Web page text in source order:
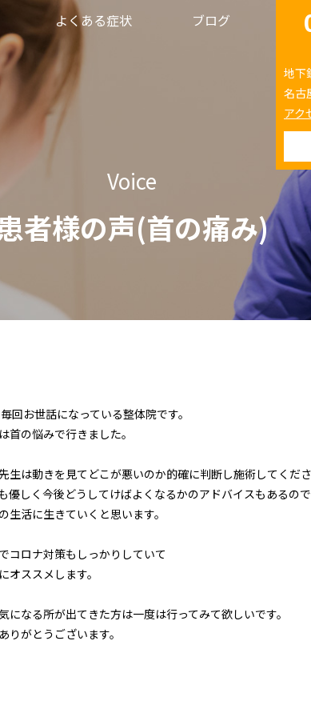
よくある症状 ブログ
地下
名古
アク
Voice
者様の声(首の痛み)
回お世話になっている整体院です。
首の悩みで行きました。
生は動きを見てどこが悪いのか的確に判断し施術してくだ
優しく今後どうしてけばよくなるかのアドバイスもあるので
生活に生きていくと思います。
コロナ対策もしっかりしていて
オススメします。
になる所が出てきた方は一度は行ってみて欲しいです。
りがとうございます。